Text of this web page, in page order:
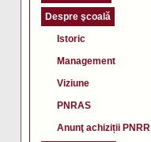
Despre şcoală
Istoric
Management
Viziune
PNRAS
Anunţ achiziții PNRR